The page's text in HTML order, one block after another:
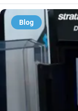
Blog